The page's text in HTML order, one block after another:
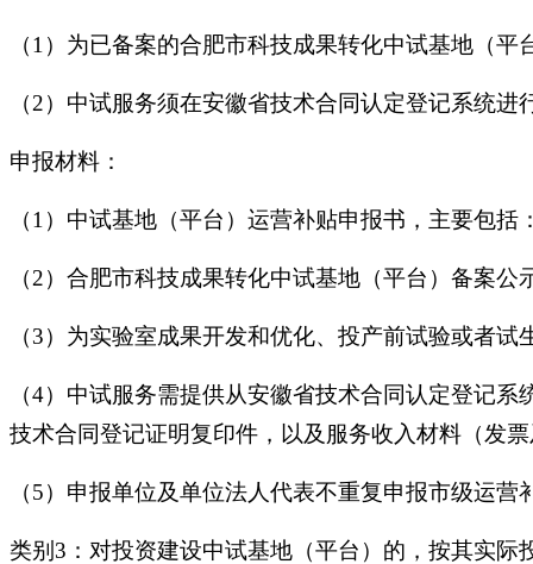
（1）为已备案的合肥市科技成果转化中试基地（平
（2）中试服务须在安徽省技术合同认定登记系统进
申报材料：
（1）中试基地（平台）运营补贴申报书，主要包
（2）合肥市科技成果转化中试基地（平台）备案公
（3）为实验室成果开发和优化、投产前试验或者
（4）中试服务需提供从安徽省技术合同认定登记
技术合同登记证明复印件，以及服务收入材料（发
（5）申报单位及单位法人代表不重复申报市级运营
类别3：对投资建设中试基地（平台）的，按其实际